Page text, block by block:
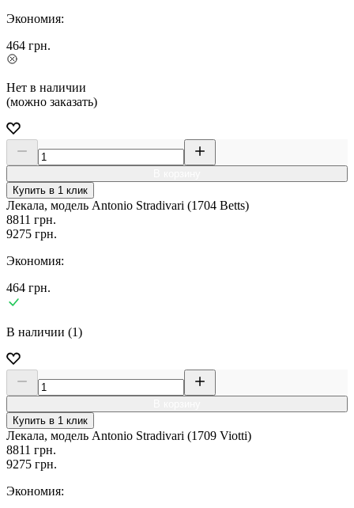
Экономия:
464 грн.
Нет в наличии
(можно заказать)
Купить в 1 клик
Лекала, модель Antonio Stradivari (1704 Betts)
8811 грн.
9275 грн.
Экономия:
464 грн.
В наличии (1)
Купить в 1 клик
Лекала, модель Antonio Stradivari (1709 Viotti)
8811 грн.
9275 грн.
Экономия: